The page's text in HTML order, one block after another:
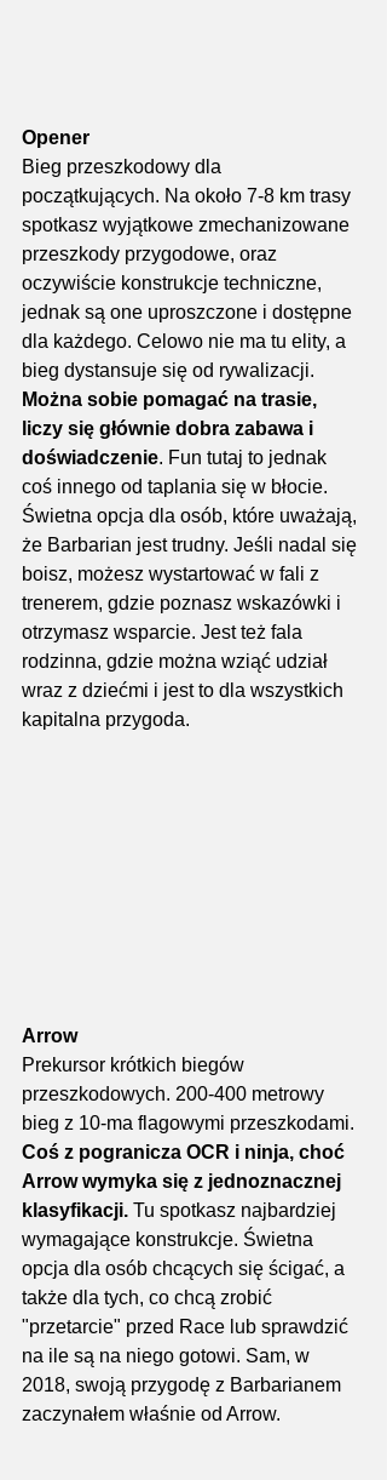
Opener
Bieg przeszkodowy dla
początkujących. Na około 7-8 km trasy
spotkasz wyjątkowe zmechanizowane
przeszkody przygodowe, oraz
oczywiście konstrukcje techniczne,
jednak są one uproszczone i dostępne
dla każdego. Celowo nie ma tu elity, a
bieg dystansuje się od rywalizacji.
Można sobie pomagać na trasie,
liczy się głównie dobra zabawa i
doświadczenie. Fun tutaj to jednak
coś innego od taplania się w błocie.
Świetna opcja dla osób, które uważają,
że Barbarian jest trudny. Jeśli nadal się
boisz, możesz wystartować w fali z
trenerem, gdzie poznasz wskazówki i
otrzymasz wsparcie. Jest też fala
rodzinna, gdzie można wziąć udział
wraz z dziećmi i jest to dla wszystkich
kapitalna przygoda.
Arrow
Prekursor krótkich biegów
przeszkodowych. 200-400 metrowy
bieg z 10-ma flagowymi przeszkodami.
Coś z pogranicza OCR i ninja, choć
Arrow wymyka się z jednoznacznej
klasyfikacji. Tu spotkasz najbardziej
wymagające konstrukcje. Świetna
opcja dla osób chcących się ścigać, a
także dla tych, co chcą zrobić
"przetarcie" przed Race lub sprawdzić
na ile są na niego gotowi. Sam, w
2018, swoją przygodę z Barbarianem
zaczynałem właśnie od Arrow.